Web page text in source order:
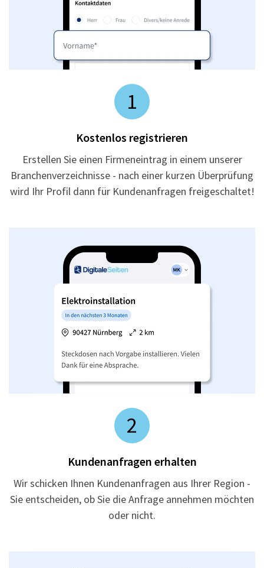
1
Kostenlos registrieren
Erstellen Sie einen Firmeneintrag in einem unserer
Branchenverzeichnisse - nach einer kurzen Überprüfung
wird Ihr Profil dann für Kundenanfragen freigeschaltet!
2
Kundenanfragen erhalten
Wir schicken Ihnen Kundenanfragen aus Ihrer Region -
Sie entscheiden, ob Sie die Anfrage annehmen möchten
oder nicht.